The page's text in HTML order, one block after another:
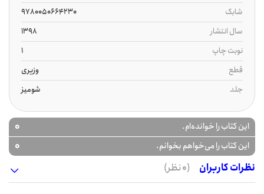
شابک
9780050664230
سال انتشار
1398
نوبت چاپ
1
قطع
وزیری
جلد
شومیز
این کتاب را خوانده‌ام. 0
این کتاب را می‌خواهم بخوانم.
0
نظرات کاربران
(0 نظر)